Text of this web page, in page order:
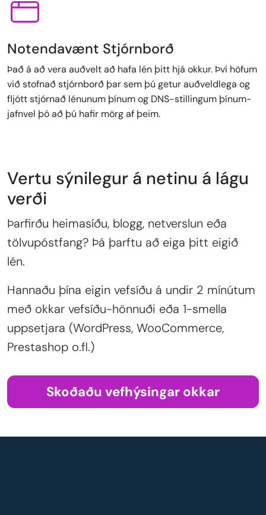
Notendavænt Stjórnborð
Það á að vera auðvelt að hafa lén þitt hjá okkur. Því höfum
við stofnað stjórnborð þar sem þú getur auðveldlega og
fljótt stjórnað lénunum þínum og DNS-stillingum þínum-
jafnvel þó að þú hafir mörg af þeim.
Vertu sýnilegur á netinu á lágu
verði
Þarfirðu heimasíðu, blogg, netverslun eða
tölvupóstfang? Þá þarftu að eiga þitt eigið
lén.
Hannaðu þína eigin vefsíðu á undir 2 mínútum
með okkar vefsíðu-hönnuði eða 1-smella
uppsetjara (WordPress, WooCommerce,
Prestashop o.fl.)
Skoðaðu vefhýsingar okkar